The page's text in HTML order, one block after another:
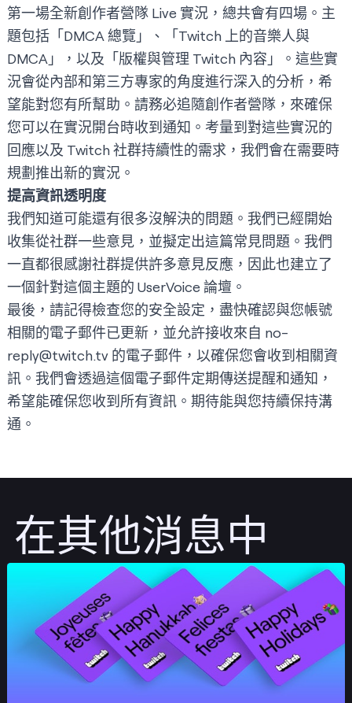
第一場全新創作者營隊 Live 實況，總共會有四場。主
題包括「DMCA 總覽」、「Twitch 上的音樂人與
DMCA」，以及「版權與管理 Twitch 內容」。這些實
況會從內部和第三方專家的角度進行深入的分析，希
望能對您有所幫助。請務必追隨創作者營隊 ，來確保
您可以在實況開台時收到通知。考量到對這些實況的
回應以及 Twitch 社群持續性的需求，我們會在需要時
規劃推出新的實況。
提高資訊透明度
我們知道可能還有很多沒解決的問題。我們已經開始
收集從社群一些意見，並擬定出這篇常見問題 。我們
一直都很感謝社群提供許多意見反應，因此也建立了
一個針對這個主題的 UserVoice 論壇 。
最後，請記得檢查您的安全設定 ，盡快確認與您帳號
相關的電子郵件已更新，並允許接收來自 no-
reply@twitch.tv 的電子郵件，以確保您會收到相關資
訊。我們會透過這個電子郵件定期傳送提醒和通知，
希望能確保您收到所有資訊。期待能與您持續保持溝
通。
在其他消息中